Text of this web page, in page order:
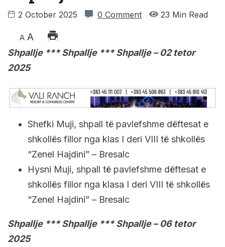
2 October 2025 0 Comment 23 Min Read
A A
Shpallje *** Shpallje *** Shpallje – 02 tetor
2025
Shefki Muji, shpall të pavlefshme dëftesat e
shkollës fillor nga klas I deri VIII të shkollës
“Zenel Hajdini” – Bresalc
Hysni Muji, shpall të pavlefshme dëftesat e
shkollës fillor nga klasa I deri VIII të shkollës
“Zenel Hajdini” – Bresalc
Shpallje *** Shpallje *** Shpallje – 06 tetor
2025